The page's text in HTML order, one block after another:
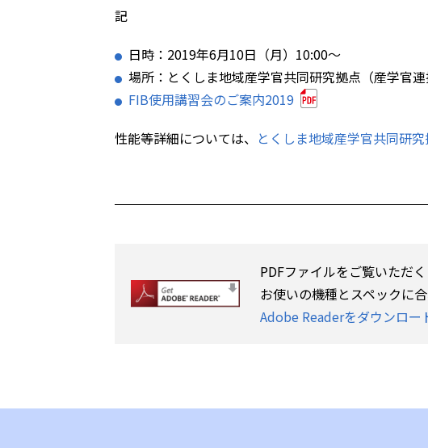
記
日時：2019年6月10日（月）10:00～
場所：とくしま地域産学官共同研究拠点（産学官連
FIB使用講習会のご案内2019
性能等詳細については、 とくしま地域産学官共同研
PDFファイルをご覧いただ
お使いの機種とスペックに
Adobe Readerをダウンロー